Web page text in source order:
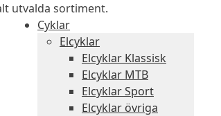
utvalda sortiment.
Cyklar
Elcyklar
Elcyklar Klassisk
Elcyklar MTB
Elcyklar Sport
Elcyklar övriga